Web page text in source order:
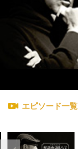
エピソード一覧